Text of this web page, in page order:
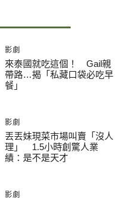
影劇
來泰國就吃這個！ Gail親
帶路…揭「私藏口袋必吃早
餐」
影劇
丟丟妹現菜市場叫賣「沒人
理」 1.5小時創驚人業
績：是不是天才
影劇